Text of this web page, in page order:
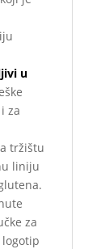
u
za
tržištu
liniju
za